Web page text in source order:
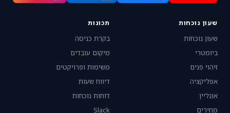
שעון נוכחות
שעון נוכחות
ביומטרי
זיהוי פנים
אפליקציה
אונליין
מחירים
תכונות
בקרת כניסה
מיקום עובדים
משימות ופרויקטים
דיווח שעות
דוחות נוכחות
Slack